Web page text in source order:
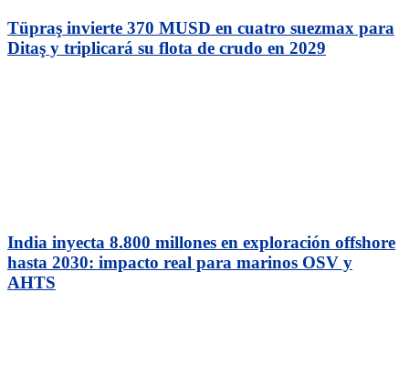
Tüpraş invierte 370 MUSD en cuatro suezmax para
Ditaş y triplicará su flota de crudo en 2029
India inyecta 8.800 millones en exploración offshore
hasta 2030: impacto real para marinos OSV y
AHTS